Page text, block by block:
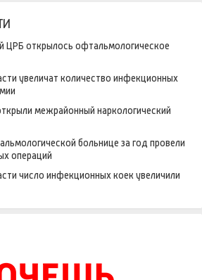
ЦРБ открылось офтальмологическое
увеличат количество инфекционных
межрайонный наркологический
больнице за год провели
операций
число инфекционных коек увеличили